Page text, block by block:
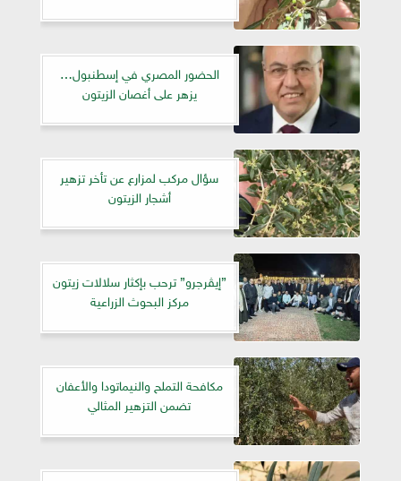
الحضور المصري في إسطنبول…
يزهر على أغصان الزيتون
سؤال مركب لمزارع عن تأخر تزهير
أشجار الزيتون
”إيڤرجرو” ترحب بإكثار سلالات زيتون
مركز البحوث الزراعية
مكافحة التملح والنيماتودا والأعفان
تضمن التزهير المثالي